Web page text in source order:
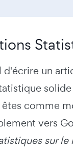
un
comme
vers
sur le